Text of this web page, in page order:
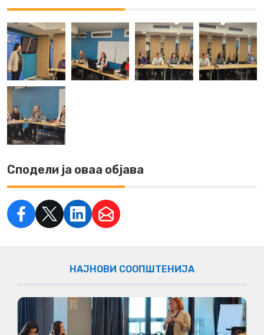
Сподели ја оваа објава
НАЈНОВИ СООПШТЕНИЈА